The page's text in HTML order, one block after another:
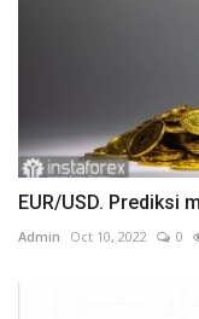
EUR/USD. Prediksi
Admin Oct 10, 2022 0